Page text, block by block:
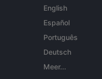
English
Español
Português
Deutsch
Meer...